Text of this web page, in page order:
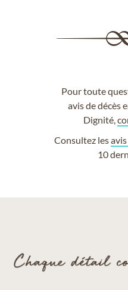
Pour toute
avis de décès
Dignité,
Consultez les
10